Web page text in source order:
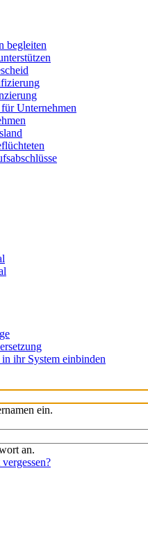
begleiten
Unternehmen
ihr System einbinden
ein.
an.